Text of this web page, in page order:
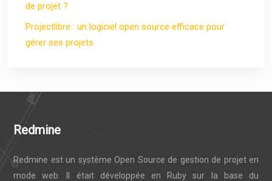
de projet ?
Projectlibre : un logiciel open source efficace pour
gérer ses projets
Redmine
Redmine est un système Open Source de gestion de projet en
mode web. Il était développée en Ruby sur la base du